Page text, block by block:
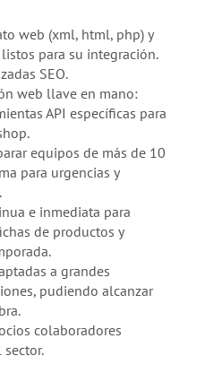
web (xml, html, php) y
para su integración.
SEO.
web llave en mano:
API específicas para
equipos de más de 10
para urgencias y
e inmediata para
de productos y
a grandes
pudiendo alcanzar
colaboradores